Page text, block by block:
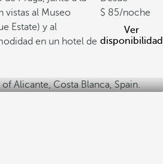
vistas al Museo
Estate) y al
en un hotel de
85/noche
Ver
disponibilidad